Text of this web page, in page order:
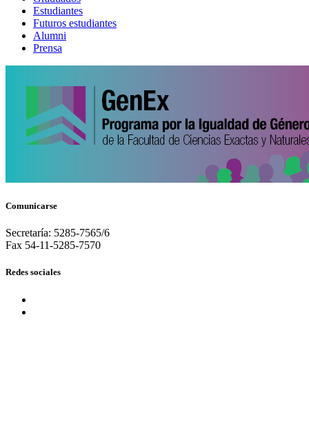
Estudiantes
Futuros estudiantes
Alumni
Prensa
Comunicarse
Secretaría: 5285-7565/6
Fax 54-11-5285-7570
Redes sociales